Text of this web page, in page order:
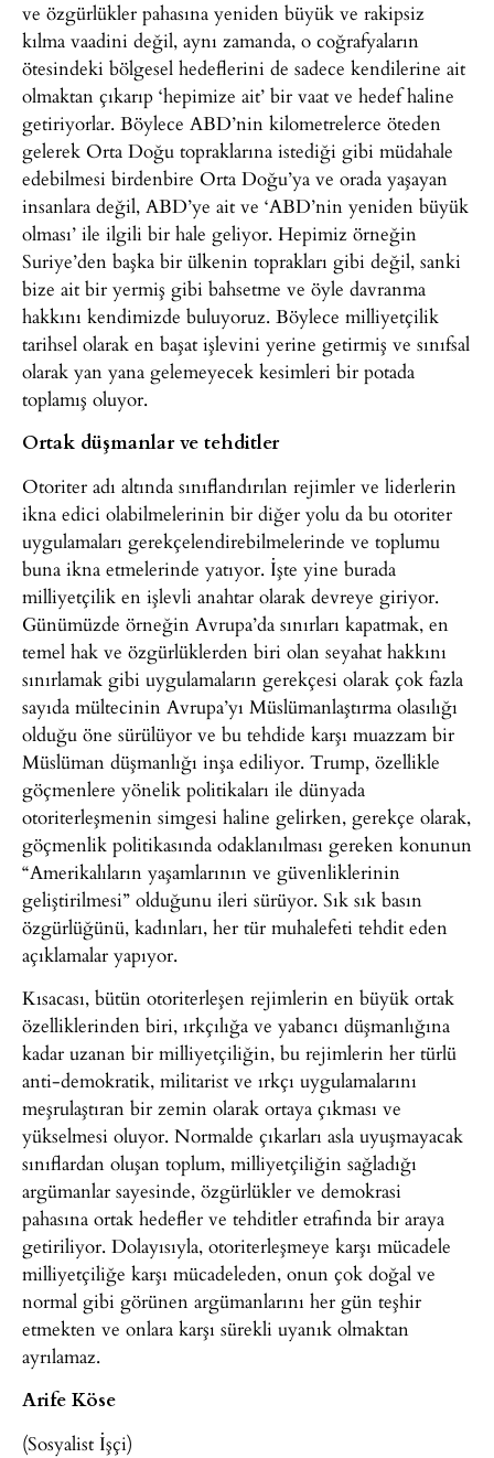
ve özgürlükler pahasına yeniden büyük ve rakipsiz
kılma vaadini değil, aynı zamanda, o coğrafyaların
ötesindeki bölgesel hedeflerini de sadece kendilerine ait
olmaktan çıkarıp ‘hepimize ait’ bir vaat ve hedef haline
getiriyorlar. Böylece ABD’nin kilometrelerce öteden
gelerek Orta Doğu topraklarına istediği gibi müdahale
edebilmesi birdenbire Orta Doğu’ya ve orada yaşayan
insanlara değil, ABD’ye ait ve ‘ABD’nin yeniden büyük
olması’ ile ilgili bir hale geliyor. Hepimiz örneğin
Suriye’den başka bir ülkenin toprakları gibi değil, sanki
bize ait bir yermiş gibi bahsetme ve öyle davranma
hakkını kendimizde buluyoruz. Böylece milliyetçilik
tarihsel olarak en başat işlevini yerine getirmiş ve sınıfsal
olarak yan yana gelemeyecek kesimleri bir potada
toplamış oluyor.
Ortak düşmanlar ve tehditler
Otoriter adı altında sınıflandırılan rejimler ve liderlerin
ikna edici olabilmelerinin bir diğer yolu da bu otoriter
uygulamaları gerekçelendirebilmelerinde ve toplumu
buna ikna etmelerinde yatıyor. İşte yine burada
milliyetçilik en işlevli anahtar olarak devreye giriyor.
Günümüzde örneğin Avrupa’da sınırları kapatmak, en
temel hak ve özgürlüklerden biri olan seyahat hakkını
sınırlamak gibi uygulamaların gerekçesi olarak çok fazla
sayıda mültecinin Avrupa’yı Müslümanlaştırma olasılığı
olduğu öne sürülüyor ve bu tehdide karşı muazzam bir
Müslüman düşmanlığı inşa ediliyor. Trump, özellikle
göçmenlere yönelik politikaları ile dünyada
otoriterleşmenin simgesi haline gelirken, gerekçe olarak,
göçmenlik politikasında odaklanılması gereken konunun
“Amerikalıların yaşamlarının ve güvenliklerinin
geliştirilmesi” olduğunu ileri sürüyor. Sık sık basın
özgürlüğünü, kadınları, her tür muhalefeti tehdit eden
açıklamalar yapıyor.
Kısacası, bütün otoriterleşen rejimlerin en büyük ortak
özelliklerinden biri, ırkçılığa ve yabancı düşmanlığına
kadar uzanan bir milliyetçiliğin, bu rejimlerin her türlü
anti-demokratik, militarist ve ırkçı uygulamalarını
meşrulaştıran bir zemin olarak ortaya çıkması ve
yükselmesi oluyor. Normalde çıkarları asla uyuşmayacak
sınıflardan oluşan toplum, milliyetçiliğin sağladığı
argümanlar sayesinde, özgürlükler ve demokrasi
pahasına ortak hedefler ve tehditler etrafında bir araya
getiriliyor. Dolayısıyla, otoriterleşmeye karşı mücadele
milliyetçiliğe karşı mücadeleden, onun çok doğal ve
normal gibi görünen argümanlarını her gün teşhir
etmekten ve onlara karşı sürekli uyanık olmaktan
ayrılamaz.
Arife Köse
(Sosyalist İşçi)